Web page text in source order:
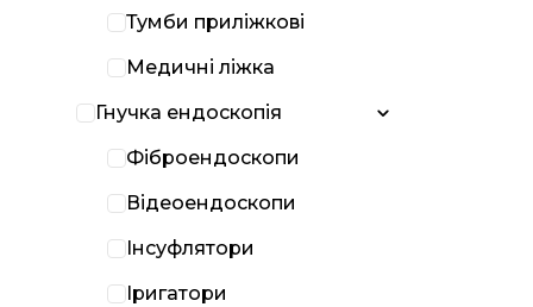
Тумби приліжкові
Медичні ліжка
Гнучка ендоскопія
Фіброендоскопи
Відеоендоскопи
Інсуфлятори
Іригатори